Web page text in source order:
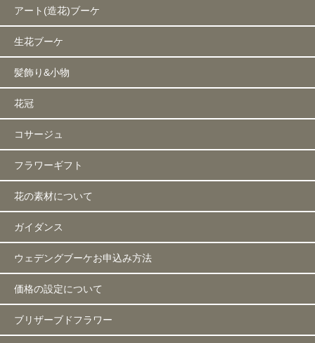
アート(造花)ブーケ
生花ブーケ
髪飾り&小物
花冠
コサージュ
フラワーギフト
花の素材について
ガイダンス
ウェデングブーケお申込み方法
価格の設定について
ブリザーブドフラワー